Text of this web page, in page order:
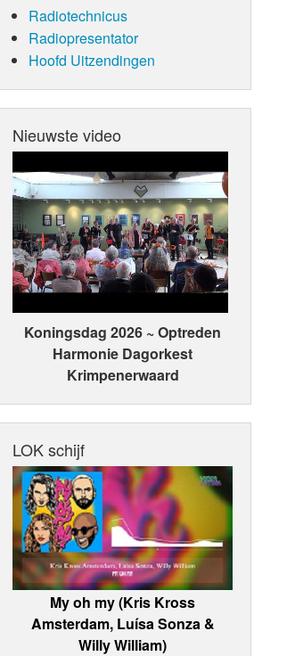
Radiotechnicus
Radiopresentator
Hoofd Uitzendingen
Nieuwste video
Koningsdag 2026 ~ Optreden
Harmonie Dagorkest
Krimpenerwaard
LOK schijf
My oh my (Kris Kross
Amsterdam, Luísa Sonza &
Willy William)